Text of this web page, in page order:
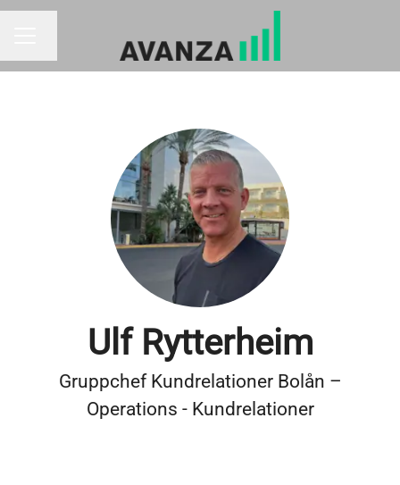
Ulf Rytterheim
Gruppchef Kundrelationer Bolån –
Operations - Kundrelationer